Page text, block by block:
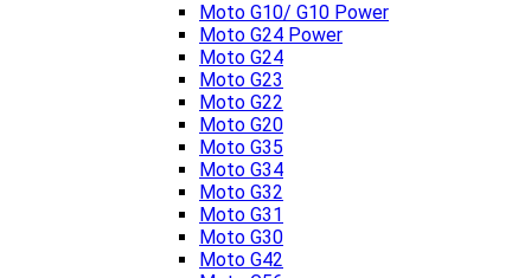
Moto G10/ G10 Power
Moto G24 Power
Moto G24
Moto G23
Moto G22
Moto G20
Moto G35
Moto G34
Moto G32
Moto G31
Moto G30
Moto G42